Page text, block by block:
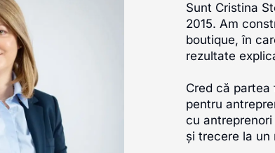
Sunt Cristina
2015. Am
boutique, în
rezultate
Cred că
pentru
cu
și trecere la un